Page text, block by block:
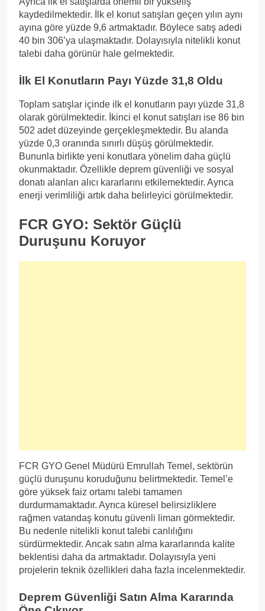
kaydedilmektedir. İlk el konut satışları geçen yılın aynı
ayına göre yüzde 9,6 artmaktadır. Böylece satış adedi
40 bin 306’ya ulaşmaktadır. Dolayısıyla nitelikli konut
talebi daha görünür hale gelmektedir.
İlk El Konutların Payı Yüzde 31,8 Oldu
Toplam satışlar içinde ilk el konutların payı yüzde 31,8
olarak görülmektedir. İkinci el konut satışları ise 86 bin
502 adet düzeyinde gerçekleşmektedir. Bu alanda
yüzde 0,3 oranında sınırlı düşüş görülmektedir.
Bununla birlikte yeni konutlara yönelim daha güçlü
okunmaktadır. Özellikle deprem güvenliği ve sosyal
donatı alanları alıcı kararlarını etkilemektedir. Ayrıca
enerji verimliliği artık daha belirleyici görülmektedir.
FCR GYO: Sektör Güçlü
Duruşunu Koruyor
FCR GYO Genel Müdürü Emrullah Temel, sektörün
güçlü duruşunu koruduğunu belirtmektedir. Temel’e
göre yüksek faiz ortamı talebi tamamen
durdurmamaktadır. Ayrıca küresel belirsizliklere
rağmen vatandaş konutu güvenli liman görmektedir.
Bu nedenle nitelikli konut talebi canlılığını
sürdürmektedir. Ancak satın alma kararlarında kalite
beklentisi daha da artmaktadır. Dolayısıyla yeni
projelerin teknik özellikleri daha fazla incelenmektedir.
Deprem Güvenliği Satın Alma Kararında